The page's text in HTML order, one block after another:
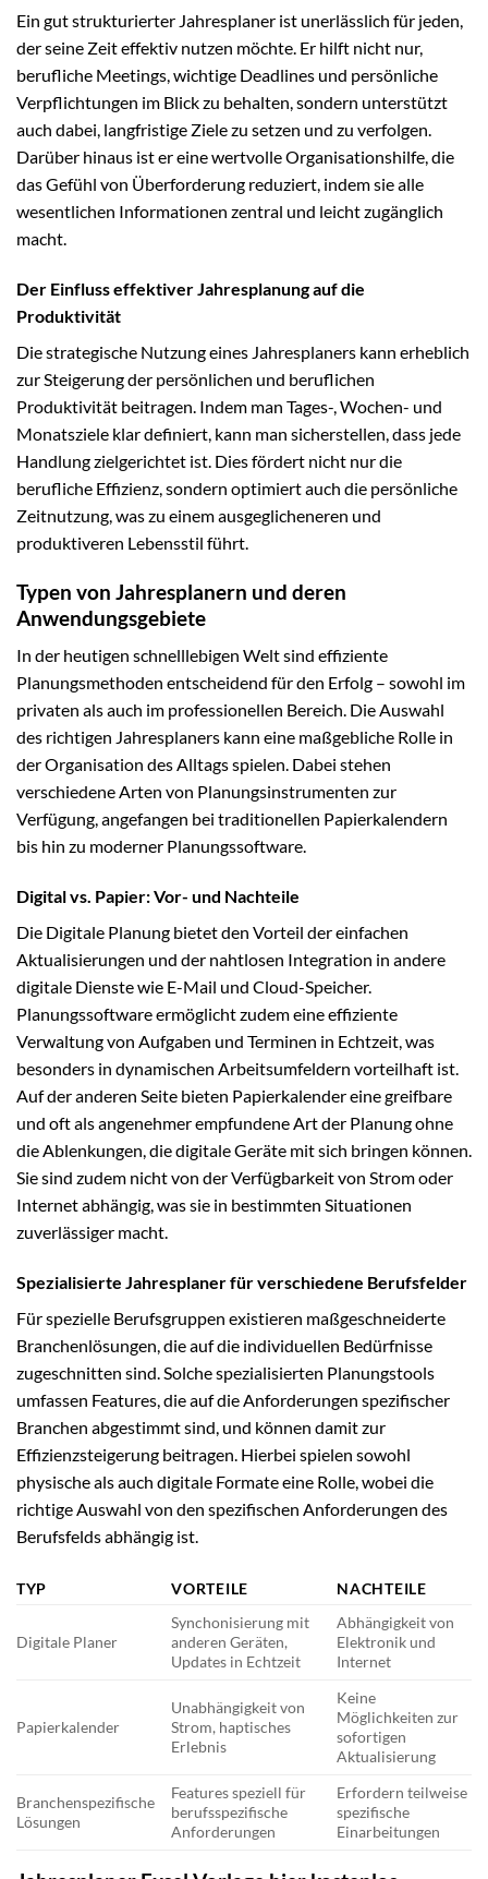
Ein gut strukturierter Jahresplaner ist unerlässlich für jeden,
der seine Zeit effektiv nutzen möchte. Er hilft nicht nur,
berufliche Meetings, wichtige Deadlines und persönliche
Verpflichtungen im Blick zu behalten, sondern unterstützt
auch dabei, langfristige Ziele zu setzen und zu verfolgen.
Darüber hinaus ist er eine wertvolle Organisationshilfe, die
das Gefühl von Überforderung reduziert, indem sie alle
wesentlichen Informationen zentral und leicht zugänglich
macht.
Der Einfluss effektiver Jahresplanung auf die
Produktivität
Die strategische Nutzung eines Jahresplaners kann erheblich
zur Steigerung der persönlichen und beruflichen
Produktivität beitragen. Indem man Tages-, Wochen- und
Monatsziele klar definiert, kann man sicherstellen, dass jede
Handlung zielgerichtet ist. Dies fördert nicht nur die
berufliche Effizienz, sondern optimiert auch die persönliche
Zeitnutzung, was zu einem ausgeglicheneren und
produktiveren Lebensstil führt.
Typen von Jahresplanern und deren
Anwendungsgebiete
In der heutigen schnelllebigen Welt sind effiziente
Planungsmethoden entscheidend für den Erfolg – sowohl im
privaten als auch im professionellen Bereich. Die Auswahl
des richtigen Jahresplaners kann eine maßgebliche Rolle in
der Organisation des Alltags spielen. Dabei stehen
verschiedene Arten von Planungsinstrumenten zur
Verfügung, angefangen bei traditionellen Papierkalendern
bis hin zu moderner Planungssoftware.
Digital vs. Papier: Vor- und Nachteile
Die Digitale Planung bietet den Vorteil der einfachen
Aktualisierungen und der nahtlosen Integration in andere
digitale Dienste wie E-Mail und Cloud-Speicher.
Planungssoftware ermöglicht zudem eine effiziente
Verwaltung von Aufgaben und Terminen in Echtzeit, was
besonders in dynamischen Arbeitsumfeldern vorteilhaft ist.
Auf der anderen Seite bieten Papierkalender eine greifbare
und oft als angenehmer empfundene Art der Planung ohne
die Ablenkungen, die digitale Geräte mit sich bringen können.
Sie sind zudem nicht von der Verfügbarkeit von Strom oder
Internet abhängig, was sie in bestimmten Situationen
zuverlässiger macht.
Spezialisierte Jahresplaner für verschiedene Berufsfelder
Für spezielle Berufsgruppen existieren maßgeschneiderte
Branchenlösungen, die auf die individuellen Bedürfnisse
zugeschnitten sind. Solche spezialisierten Planungstools
umfassen Features, die auf die Anforderungen spezifischer
Branchen abgestimmt sind, und können damit zur
Effizienzsteigerung beitragen. Hierbei spielen sowohl
physische als auch digitale Formate eine Rolle, wobei die
richtige Auswahl von den spezifischen Anforderungen des
Berufsfelds abhängig ist.
TYP VORTEILE NACHTEILE
Digitale Planer
Synchonisierung mit
anderen Geräten,
Updates in Echtzeit
Abhängigkeit von
Elektronik und
Internet
Papierkalender
Unabhängigkeit von
Strom, haptisches
Erlebnis
Keine
Möglichkeiten zur
sofortigen
Aktualisierung
Branchenspezifische
Lösungen
Features speziell für
berufsspezifische
Anforderungen
Erfordern teilweise
spezifische
Einarbeitungen